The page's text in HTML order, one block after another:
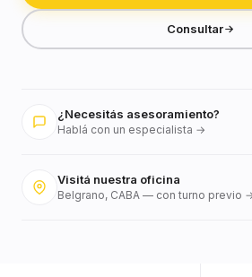
Consultar
¿Necesitás asesoramiento?
Hablá con un especialista →
Visitá nuestra oficina
Belgrano, CABA — con turno previo